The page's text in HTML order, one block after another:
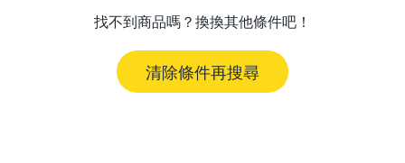
找不到商品嗎？換換其他條件吧！
清除條件再搜尋